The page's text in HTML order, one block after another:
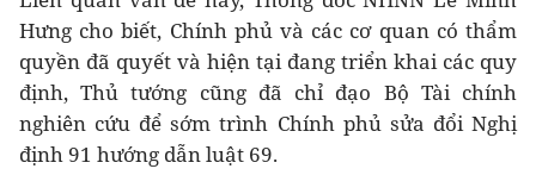
Hưng cho biết, Chính phủ và các cơ quan có thẩm
quyền đã quyết và hiện tại đang triển khai các quy
định, Thủ tướng cũng đã chỉ đạo Bộ Tài chính
nghiên cứu để sớm trình Chính phủ sửa đổi Nghị
định 91 hướng dẫn luật 69.